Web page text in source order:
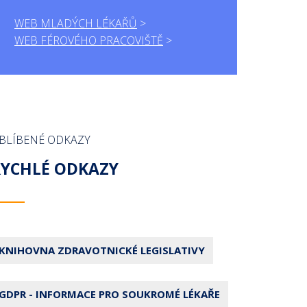
WEB MLADÝCH LÉKAŘŮ
WEB FÉROVÉHO PRACOVIŠTĚ
ODKAZY
ODKAZY
ZDRAVOTNICKÉ LEGISLATIVY
- INFORMACE PRO SOUKROMÉ LÉKAŘE